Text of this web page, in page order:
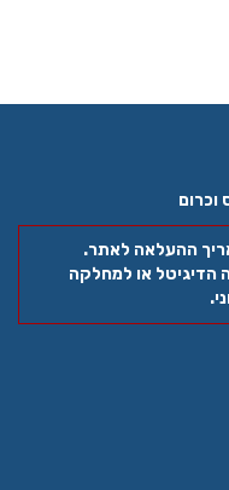
ההעלאה לאתר.
הדיגיטל או למחלקה